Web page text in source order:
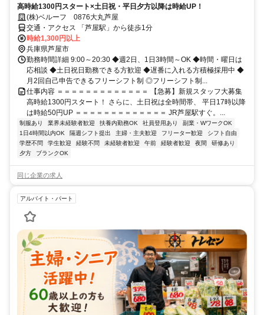
高時給1300円スタート×土日祝・平日夕方以降は時給UP！
(株)ベルーフ 0876大丸芦屋
交通・アクセス 「芦屋駅」から徒歩1分
時給1,300円以上
兵庫県芦屋市
勤務時間詳細 9:00～20:30 ◆週2日、1日3時間～OK ◆時間・曜日は
応相談 ◆土日祝日勤務できる方歓迎 ◆遅番に入れる方積極採用中 ◆
月2回自己申告できるフリーシフト制 ◎フリーシフト制...
仕事内容 ＝＝＝＝＝＝＝＝＝＝＝＝＝ 【急募】新規スタッフ大募集
高時給1300円スタート！ さらに、土日祝は全時間帯、 平日17時以降
は時給50円UP ＝＝＝＝＝＝＝＝＝＝＝＝＝ JR芦屋駅すぐ。...
制服あり 業界未経験者歓迎 扶養内勤務OK 社員登用あり
副業・WワークOK
1日4時間以内OK
隔週シフト提出 主婦・主夫歓迎 フリーター歓迎
シフト自由
学歴不問
学生歓迎 経験不問 未経験者歓迎 午前 経験者歓迎 夜間
研修あり
夕方
ブランクOK
同じ企業の求人
アルバイト・パート